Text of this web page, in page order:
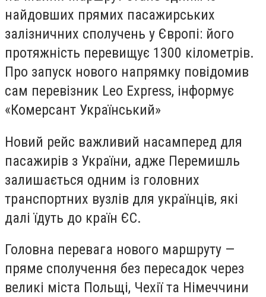
найдовших прямих пасажирських
залізничних сполучень у Європі: його
протяжність перевищує 1300 кілометрів.
Про запуск нового напрямку повідомив
сам перевізник Leo Express, інформує
«Комерсант Український»
Новий рейс важливий насамперед для
пасажирів з України, адже Перемишль
залишається одним із головних
транспортних вузлів для українців, які
далі їдуть до країн ЄС.
Головна перевага нового маршруту —
пряме сполучення без пересадок через
великі міста Польщі, Чехії та Німеччини